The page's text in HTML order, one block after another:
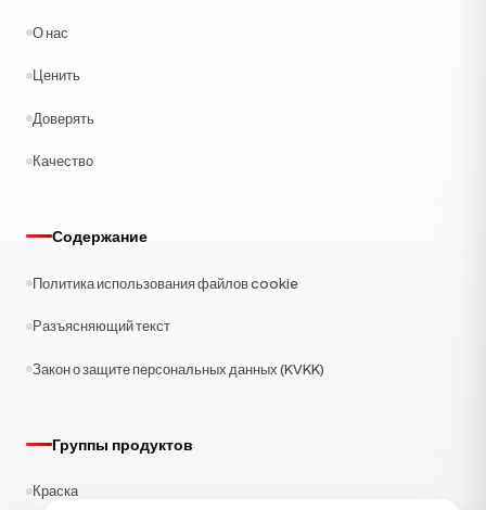
О нас
Ценить
Доверять
Качество
Содержание
Политика использования файлов cookie
Разъясняющий текст
Закон о защите персональных данных (KVKK)
Группы продуктов
Краска